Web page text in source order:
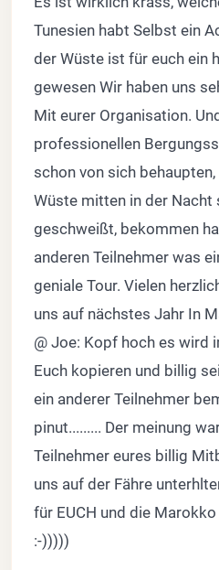
Tunesien habt Selbst ein
der Wüste ist für euch ein
gewesen Wir haben uns
Mit eurer Organisation.
professionellen
schon von sich
Wüste mitten in der Nacht
geschweißt, bekommen
anderen Teilnehmer was
geniale Tour. Vielen
uns auf nächstes Jahr In
@ Joe: Kopf hoch es wird
Euch kopieren und billig
ein anderer Teilnehmer
pinut......... Der meinung
Teilnehmer eures billig
uns auf der Fähre
für EUCH und die
:-)))))